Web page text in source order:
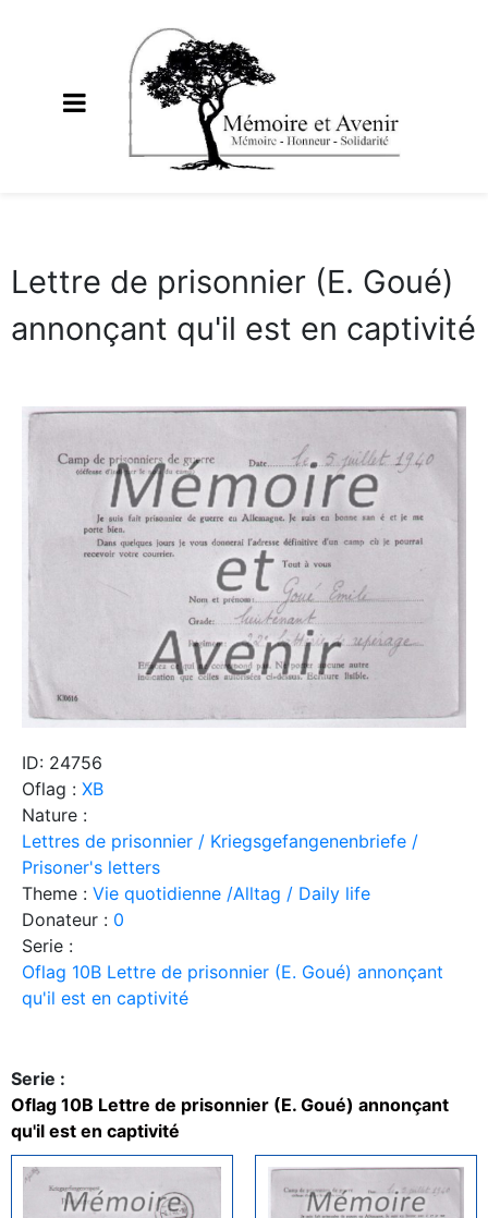
Lettre de prisonnier (E. Goué)
annonçant qu'il est en captivité
ID: 24756
Oflag : XB
Nature :
Lettres de prisonnier / Kriegsgefangenenbriefe /
Prisoner's letters
Theme : Vie quotidienne /Alltag / Daily life
Donateur : 0
Serie :
Oflag 10B Lettre de prisonnier (E. Goué) annonçant
qu'il est en captivité
Serie :
Oflag 10B Lettre de prisonnier (E. Goué) annonçant
qu'il est en captivité